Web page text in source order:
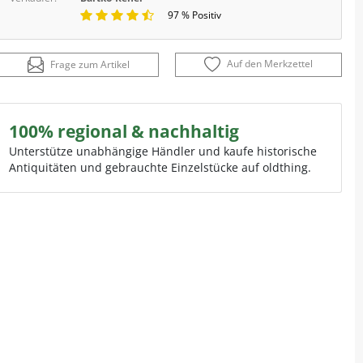
97 % Positiv
Frage zum Artikel Auf den Merkzettel
100% regional & nachhaltig
Unterstütze unabhängige Händler und kaufe historische
Antiquitäten und gebrauchte Einzelstücke auf oldthing.